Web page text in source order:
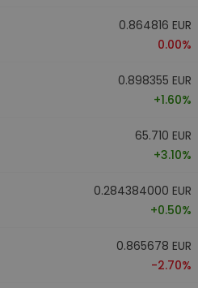
0.864816 EUR
0.00%
0.898355 EUR
+1.60%
65.710 EUR
+3.10%
0.284384000 EUR
+0.50%
0.865678 EUR
-2.70%